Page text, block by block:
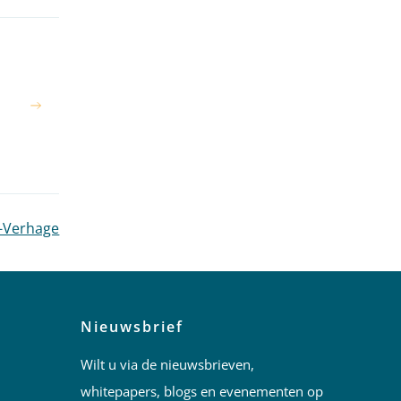
Nieuwsbrief
Wilt u via de nieuwsbrieven,
whitepapers, blogs en evenementen op